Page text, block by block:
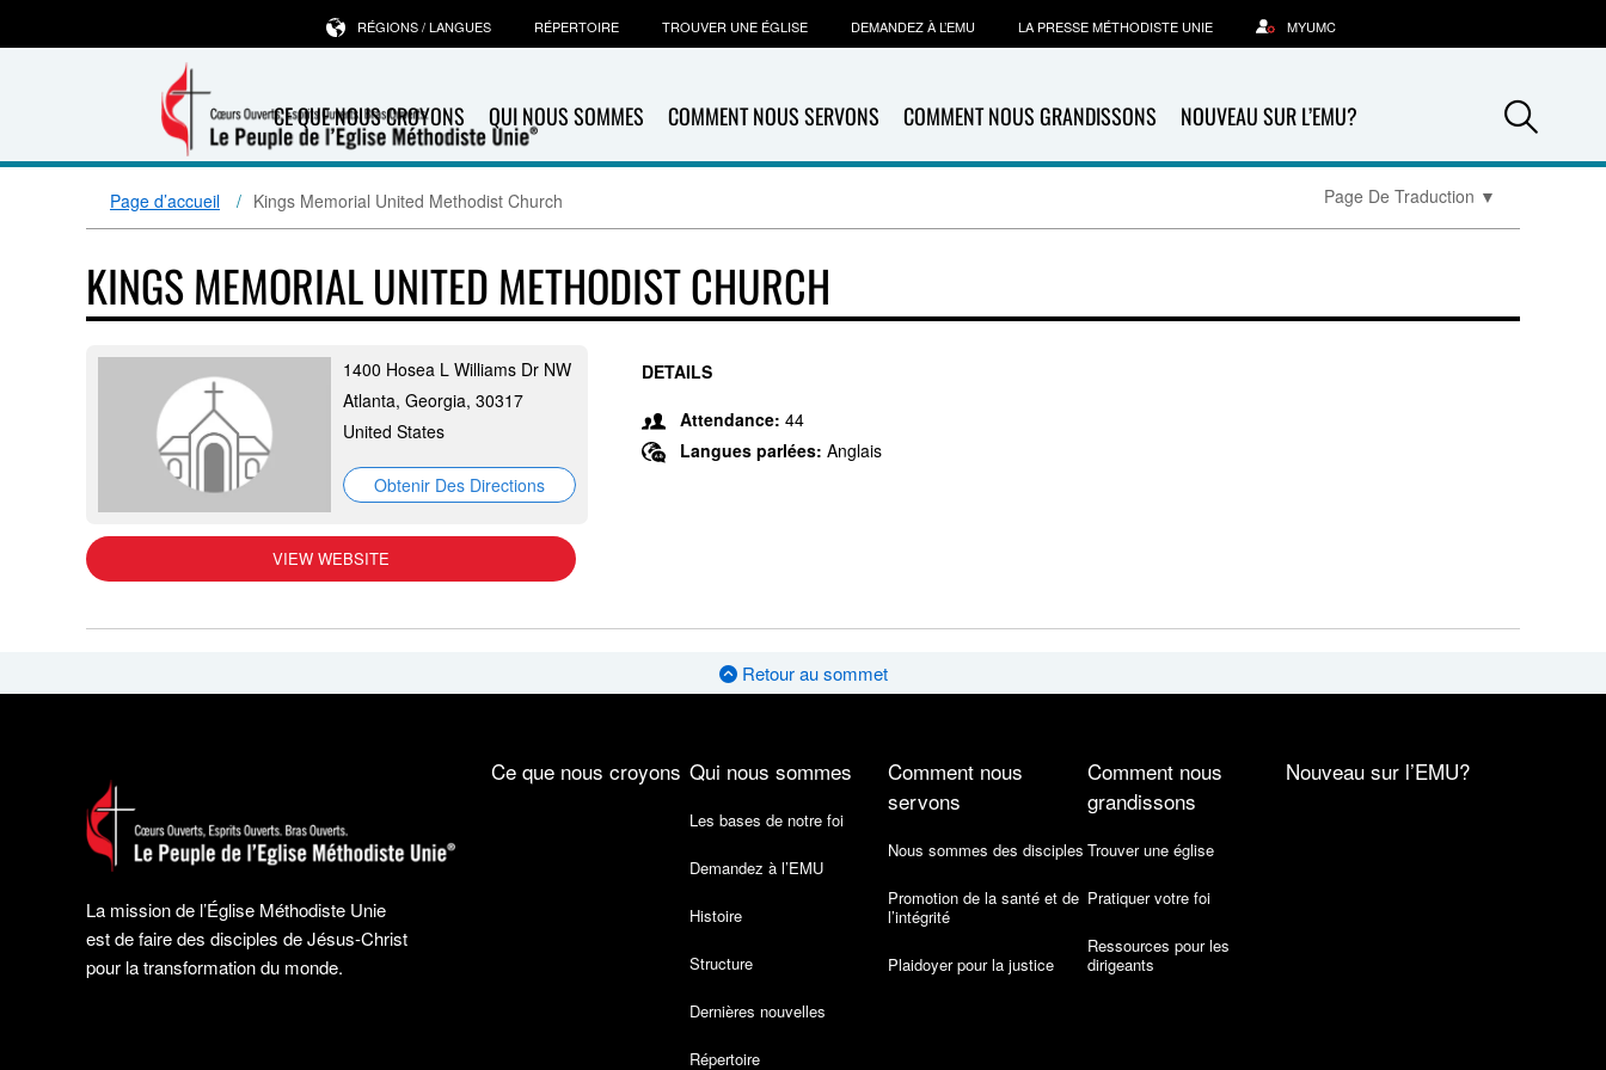
CE QUE NOUS CROYONS QUI NOUS SOMMES COMMENT NOUS SERVONS COMMENT NOUS GRANDISSONS NOUVEAU SUR L’EMU?
RÉGIONS / LANGUES RÉPERTOIRE TROUVER UNE ÉGLISE DEMANDEZ À L’EMU LA PRESSE MÉTHODISTE UNIE MYUMC
Page d’accueil Kings Memorial United Methodist Church Page De Traduction ▼
KINGS MEMORIAL UNITED METHODIST CHURCH
1400 Hosea L Williams Dr NW
Atlanta, Georgia, 30317
United States
Obtenir Des Directions
VIEW WEBSITE
DETAILS
Attendance: 44
Langues parlées: Anglais
Retour au sommet
La mission de l’Église Méthodiste Unie
est de faire des disciples de Jésus-Christ
pour la transformation du monde.
Ce que nous croyons Qui nous sommes
Les bases de notre foi
Demandez à l’EMU
Histoire
Structure
Dernières nouvelles
Répertoire
Comment nous
servons
Nous sommes des disciples
Promotion de la santé et de
l’intégrité
Plaidoyer pour la justice
Comment nous
grandissons
Trouver une église
Pratiquer votre foi
Ressources pour les
dirigeants
Nouveau sur l’EMU?